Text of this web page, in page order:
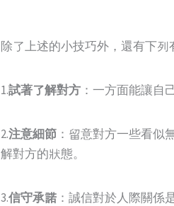
除了上述的小技巧外，還有下列
1.試著了解對方：一方面能讓自
2.注意細節：留意對方一些看似
解對方的狀態。
3.信守承諾：誠信對於人際關係